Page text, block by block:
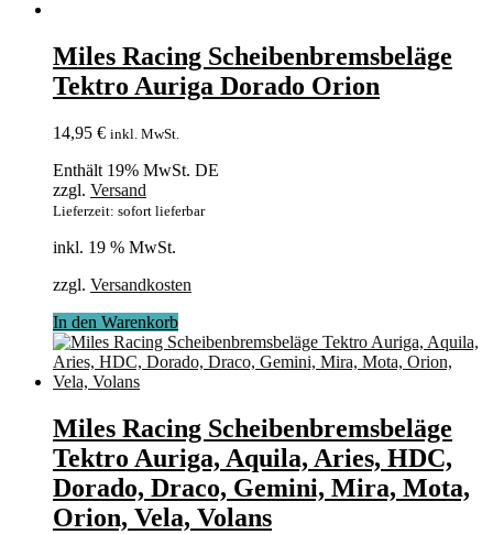
Miles Racing Scheibenbremsbeläge
Tektro Auriga Dorado Orion
14,95 € inkl. MwSt.
Enthält 19% MwSt. DE
zzgl. Versand
Lieferzeit: sofort lieferbar
inkl. 19 % MwSt.
zzgl. Versandkosten
In den Warenkorb
Miles Racing Scheibenbremsbeläge
Tektro Auriga, Aquila, Aries, HDC,
Dorado, Draco, Gemini, Mira, Mota,
Orion, Vela, Volans